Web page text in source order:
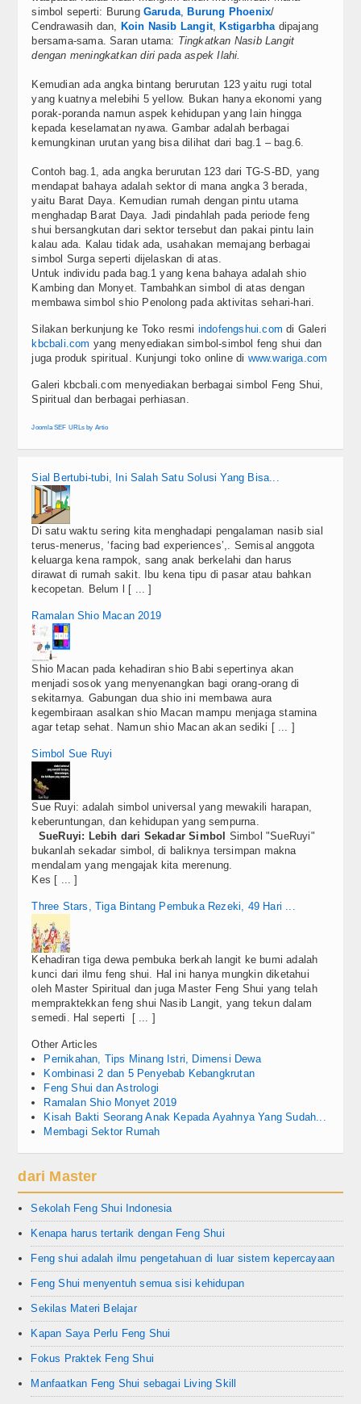
simbol seperti: Burung Garuda, Burung Phoenix/
Cendrawasih dan, Koin Nasib Langit, Kstigarbhadipajang
bersama-sama. Saran utama: Tingkatkan Nasib Langit
dengan meningkatkan diri pada aspek Ilahi.
Kemudian ada angka bintang berurutan 123 yaitu rugi total
yang kuatnya melebihi 5 yellow. Bukan hanya ekonomi yang
porak-poranda namun aspek kehidupan yang lain hingga
kepada keselamatan nyawa. Gambar adalah berbagai
kemungkinan urutan yang bisa dilihat dari bag.1 – bag.6.
Contoh bag.1, ada angka berurutan 123 dari TG-S-BD, yang
mendapat bahaya adalah sektor di mana angka 3 berada,
yaitu Barat Daya. Kemudian rumah dengan pintu utama
menghadap Barat Daya. Jadi pindahlah pada periode feng
shui bersangkutan dari sektor tersebut dan pakai pintu lain
kalau ada. Kalau tidak ada, usahakan memajang berbagai
simbol Surga seperti dijelaskan di atas.
Untuk individu pada bag.1 yang kena bahaya adalah shio
Kambing dan Monyet. Tambahkan simbol di atas dengan
membawa simbol shio Penolong pada aktivitas sehari-hari.
Silakan berkunjung ke Toko resmi indofengshui.com di Galeri
kbcbali.com yang menyediakan simbol-simbol feng shui dan
juga produk spiritual. Kunjungi toko online di www.wariga.com
Galeri kbcbali.com menyediakan berbagai simbol Feng Shui,
Spiritual dan berbagai perhiasan.
Joomla SEF URLs by Artio
Sial Bertubi-tubi, Ini Salah Satu Solusi Yang Bisa...
Di satu waktu sering kita menghadapi pengalaman nasib sial
terus-menerus, ‘facing bad experiences’,. Semisal anggota
keluarga kena rampok, sang anak berkelahi dan harus
dirawat di rumah sakit. Ibu kena tipu di pasar atau bahkan
kecopetan. Belum l [ ... ]
Ramalan Shio Macan 2019
Shio Macan pada kehadiran shio Babi sepertinya akan
menjadi sosok yang menyenangkan bagi orang-orang di
sekitarnya. Gabungan dua shio ini membawa aura
kegembiraan asalkan shio Macan mampu menjaga stamina
agar tetap sehat. Namun shio Macan akan sediki [ ... ]
Simbol Sue Ruyi
Sue Ruyi: adalah simbol universal yang mewakili harapan,
keberuntungan, dan kehidupan yang sempurna.
SueRuyi: Lebih dari Sekadar Simbol Simbol "SueRuyi"
bukanlah sekadar simbol, di baliknya tersimpan makna
mendalam yang mengajak kita merenung.
Kes [ ... ]
Three Stars, Tiga Bintang Pembuka Rezeki, 49 Hari ...
Kehadiran tiga dewa pembuka berkah langit ke bumi adalah
kunci dari ilmu feng shui. Hal ini hanya mungkin diketahui
oleh Master Spiritual dan juga Master Feng Shui yang telah
mempraktekkan feng shui Nasib Langit, yang tekun dalam
semedi. Hal seperti [ ... ]
Other Articles
Pernikahan, Tips Minang Istri, Dimensi Dewa
Kombinasi 2 dan 5 Penyebab Kebangkrutan
Feng Shui dan Astrologi
Ramalan Shio Monyet 2019
Kisah Bakti Seorang Anak Kepada Ayahnya Yang Sudah...
Membagi Sektor Rumah
dari Master
Sekolah Feng Shui Indonesia
Kenapa harus tertarik dengan Feng Shui
Feng shui adalah ilmu pengetahuan di luar sistem kepercayaan
Feng Shui menyentuh semua sisi kehidupan
Sekilas Materi Belajar
Kapan Saya Perlu Feng Shui
Fokus Praktek Feng Shui
Manfaatkan Feng Shui sebagai Living Skill